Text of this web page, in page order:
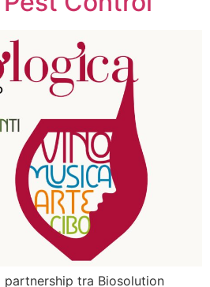
tra Biosolution